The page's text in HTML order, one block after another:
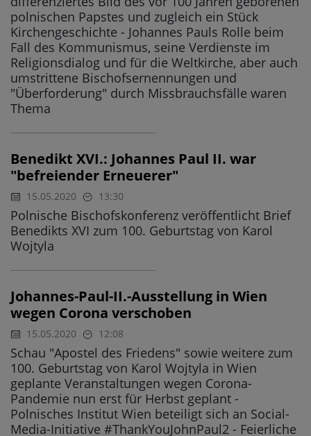
polnischen Papstes und zugleich ein Stück
Kirchengeschichte - Johannes Pauls Rolle beim
Fall des Kommunismus, seine Verdienste im
Religionsdialog und für die Weltkirche, aber auch
umstrittene Bischofsernennungen und
"Überforderung" durch Missbrauchsfälle waren
Thema
Benedikt XVI.: Johannes Paul II. war
"befreiender Erneuerer"
15.05.2020 13:30
Polnische Bischofskonferenz veröffentlicht Brief
Benedikts XVI zum 100. Geburtstag von Karol
Wojtyla
Johannes-Paul-II.-Ausstellung in Wien
wegen Corona verschoben
15.05.2020 12:08
Schau "Apostel des Friedens" sowie weitere zum
100. Geburtstag von Karol Wojtyla in Wien
geplante Veranstaltungen wegen Corona-
Pandemie nun erst für Herbst geplant -
Polnisches Institut Wien beteiligt sich an Social-
Media-Initiative #ThankYouJohnPaul2 - Feierliche